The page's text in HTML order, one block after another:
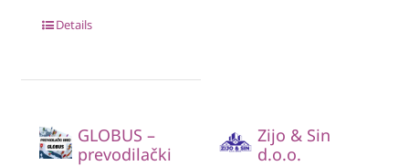
Details
GLOBUS –
prevodilački
Zijo & Sin
d.o.o.